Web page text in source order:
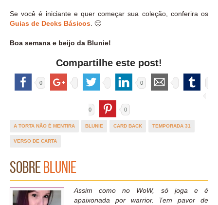
Se você é iniciante e quer começar sua coleção, conferira os
Guias de Decks Básicos . 🙂
Boa semana e beijo da Blunie!
Compartilhe este post!
0 0
0 0
A TORTA NÃO É MENTIRA BLUNIE CARD BACK TEMPORADA 31
VERSO DE CARTA
SobreBlunie
Assim como no WoW, só joga e é
apaixonada por warrior. Tem pavor de